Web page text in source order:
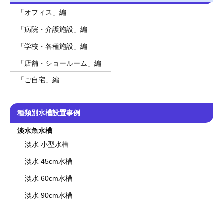
「オフィス」編
「病院・介護施設」編
「学校・各種施設」編
「店舗・ショールーム」編
「ご自宅」編
種類別水槽設置事例
淡水魚水槽
淡水 小型水槽
淡水 45cm水槽
淡水 60cm水槽
淡水 90cm水槽